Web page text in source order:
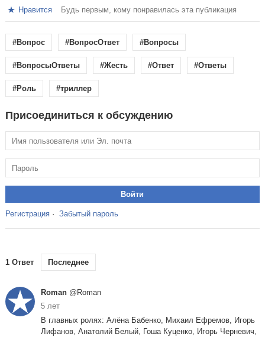
Нравится Будь первым, кому понравилась эта публикация
#Вопрос #ВопросОтвет #Вопросы
#ВопросыОтветы #Жесть #Ответ #Ответы
#Роль #триллер
Присоединиться к обсуждению
Регистрация· Забытый пароль
1 Ответ Последнее
Roman @Roman
5 лет
В главных ролях: Алёна Бабенко, Михаил Ефремов, Игорь
Лифанов, Анатолий Белый, Гоша Куценко, Игорь Черневич,